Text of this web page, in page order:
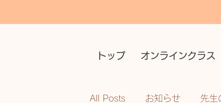
トップ オンラインクラス
All Posts お知らせ 先生